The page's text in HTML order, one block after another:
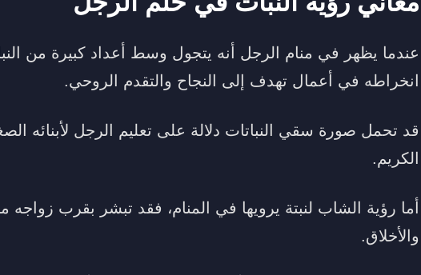
عندما يظهر في منام الرجل أنه يتجول وسط أعداد كبيرة من
انخراطه في أعمال تهدف إلى النجاح والتقدم الروحي.
قد تحمل صورة سقي النباتات دلالة على تعليم الرجل لأبنائه
الكريم.
أما رؤية الشاب لنبتة يرويها في المنام، فقد تبشر بقرب زواجه
والأخلاق.